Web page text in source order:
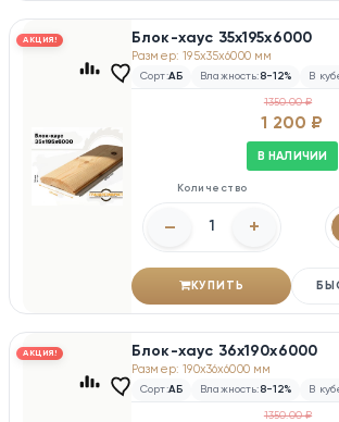
АКЦИЯ! Блок-хаус 35х195х6000
Размер: 195x35x6000 мм
Сорт:АБ Влажность: 8-12% В
1350.00 ₽
1 200 ₽
В НАЛИЧИИ
Количество
– +
КУПИТЬ
АКЦИЯ! Блок-хаус 36х190х6000
Размер: 190x36x6000 мм
Сорт:АБ Влажность: 8-12% В
1350.00 ₽